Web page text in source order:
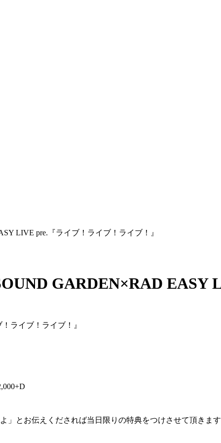
LIVE pre.『ライブ！ライブ！ライブ！』
GARDEN×RAD
ライブ！ライブ！』
とお伝えくだされば当日限りの特典をつけさせて頂きます